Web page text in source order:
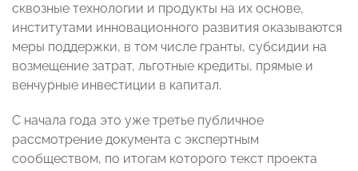
сквозные технологии и продукты на их основе,
институтами инновационного развития оказываются
меры поддержки, в том числе гранты, субсидии на
возмещение затрат, льготные кредиты, прямые и
венчурные инвестиции в капитал.
С начала года это уже третье публичное
рассмотрение документа с экспертным
сообществом, по итогам которого текст проекта